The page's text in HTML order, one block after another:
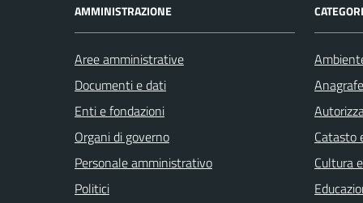
AMMINISTRAZIONE
Aree amministrative
Documenti e dati
Enti e fondazioni
Organi di governo
Personale amministrativo
Politici
Catasto
Cultura